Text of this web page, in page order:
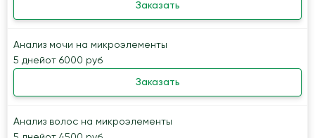
Заказать
Анализ мочи на микроэлементы
5 днейот 6000 руб
Заказать
Анализ волос на микроэлементы